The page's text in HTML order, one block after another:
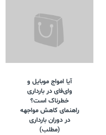
آیا امواج موبایل و
وای‌فای در بارداری
خطرناک است؟
راهنمای کاهش مواجهه
در دوران بارداری
(مطلب)